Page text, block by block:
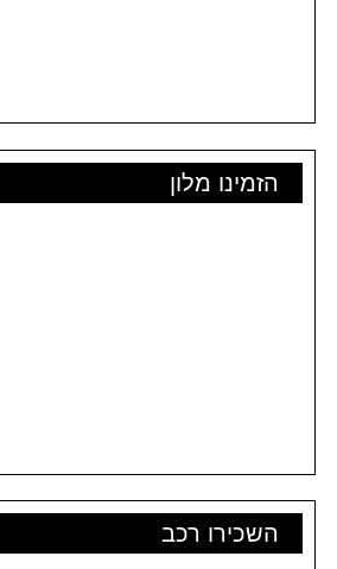
הזמינו מלון
השכירו רכב